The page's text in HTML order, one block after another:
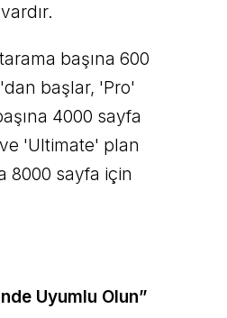
başına 600
başlar, 'Pro'
4000 sayfa
'Ultimate' plan
8000 sayfa için
Uyumlu Olun”